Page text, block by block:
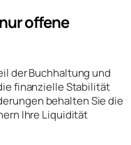
offene
der Buchhaltung und
finanzielle Stabilität
behalten Sie die
Ihre Liquidität